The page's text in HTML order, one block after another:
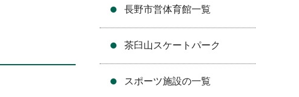
長野市営体育館一覧
茶臼山スケートパーク
スポーツ施設の一覧